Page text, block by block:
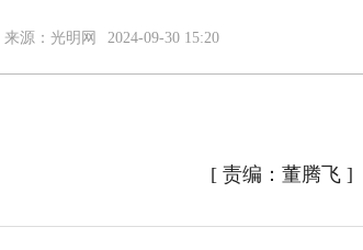
来源：光明网 2024-09-30 15:20
[ 责编：董腾飞]